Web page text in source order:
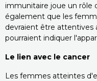
immunitaire joue un rôle
également que les
devraient être attentives
pourraient indiquer
Le lien avec le cancer
Les femmes atteintes